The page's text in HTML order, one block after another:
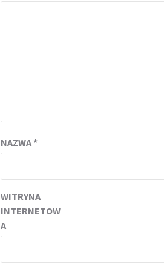
NAZWA*
WITRYNA
INTERNETOW
A